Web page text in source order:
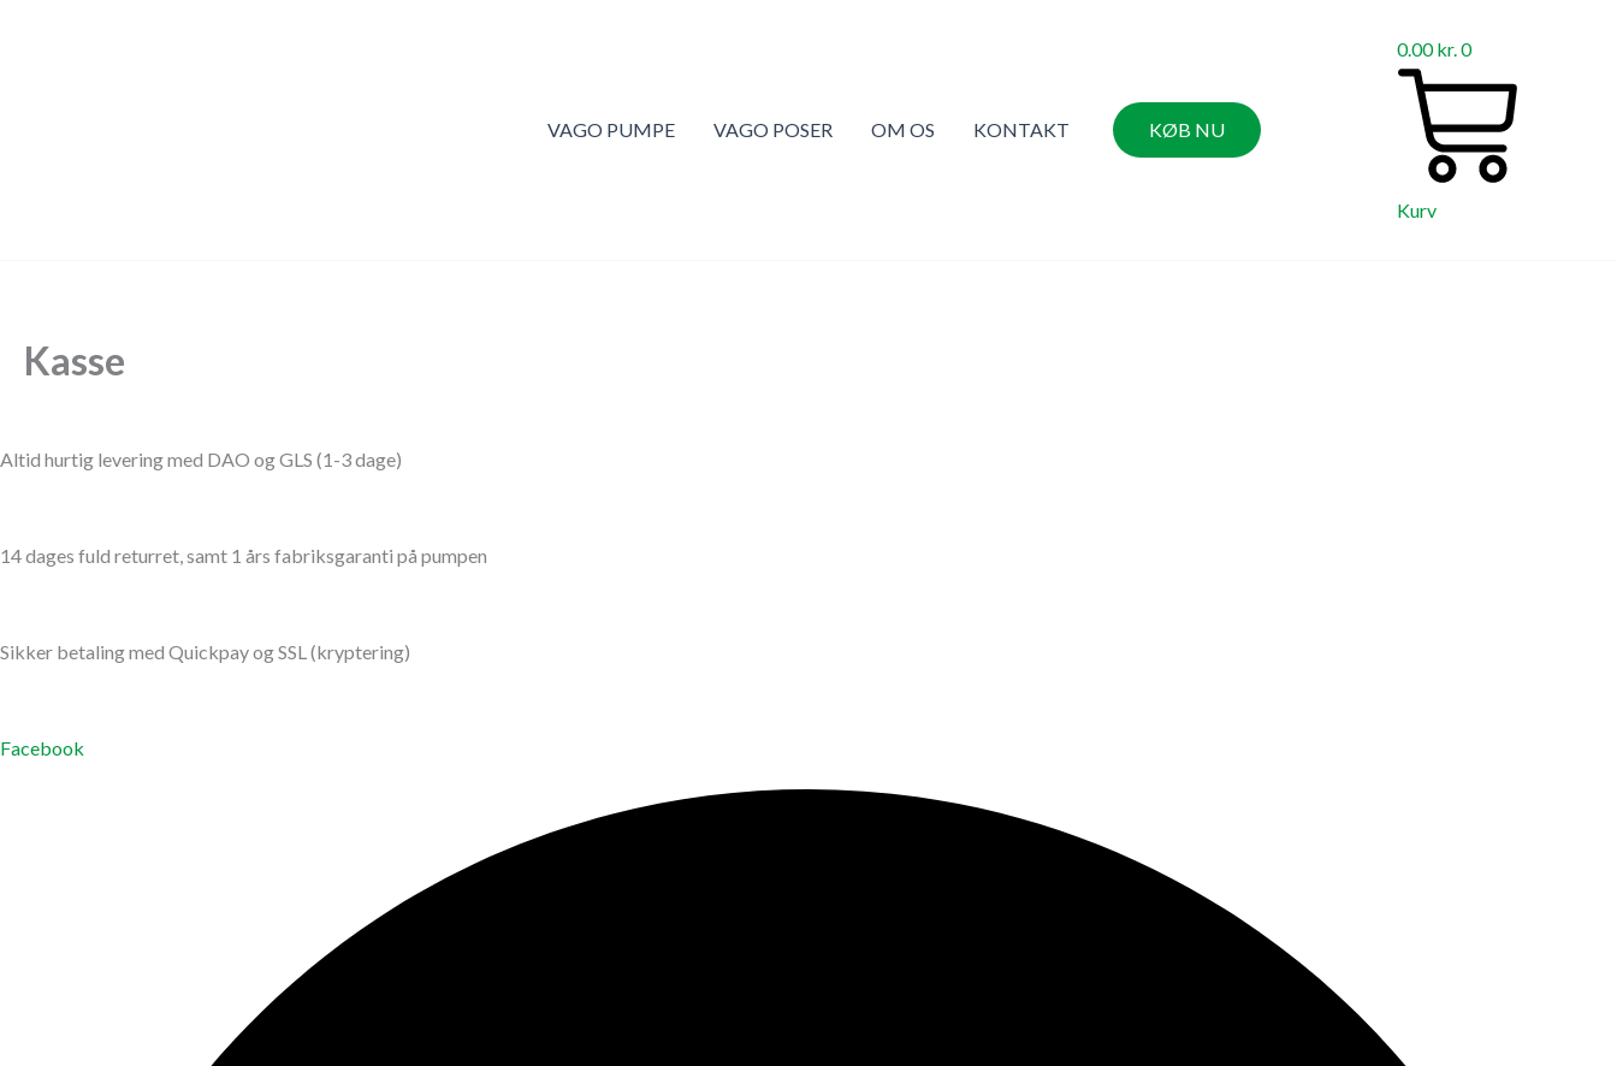
VAGO PUMPE VAGO POSER OM OS KONTAKT KØB NU
0.00kr.0
Kurv
Kasse
Altid hurtig levering med DAO og GLS (1-3 dage)
14 dages fuld returret, samt 1 års fabriksgaranti på pumpen
Sikker betaling med Quickpay og SSL (kryptering)
Facebook